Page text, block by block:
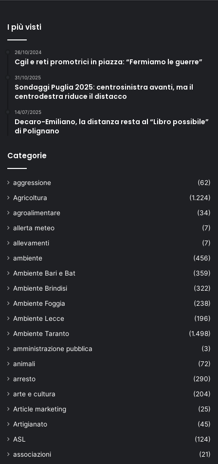
I più visti
26/10/2024
Cgil e reti promotrici in piazza: “Fermiamo le guerre”
31/10/2025
Sondaggi Puglia 2025: centrosinistra avanti, ma il
centrodestra riduce il distacco
14/07/2025
Decaro-Emiliano, la distanza resta al “Libro possibile”
di Polignano
Categorie
aggressione
(62)
Agricoltura
(1.224)
agroalimentare
(34)
allerta meteo
(7)
allevamenti
(7)
ambiente
(456)
Ambiente Bari e Bat
(359)
Ambiente Brindisi
(322)
Ambiente Foggia
(238)
Ambiente Lecce
(196)
Ambiente Taranto
(1.498)
amministrazione pubblica
(3)
animali
(72)
arresto
(290)
arte e cultura
(204)
Article marketing
(25)
Artigianato
(45)
ASL
(124)
associazioni
(21)